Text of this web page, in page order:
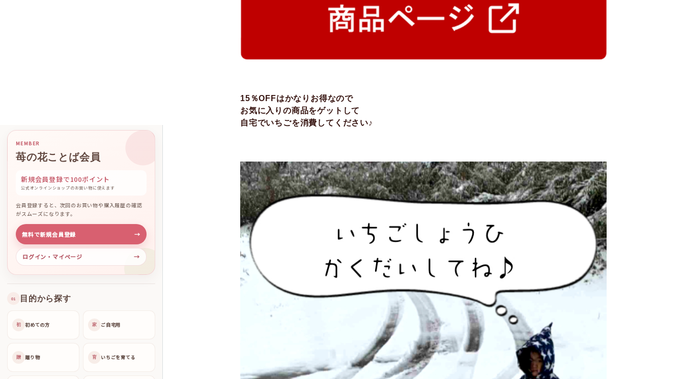
MEMBER
苺の花ことば会員
新規会員登録で100ポイント
公式オンラインショップのお買い物に使えます
会員登録すると、次回のお買い物や購入履歴の確認
がスムーズになります。
無料で新規会員登録 →
ログイン・マイページ →
01 目的から探す
初 初めての方 家 ご自宅用
贈 贈り物 育 いちごを育てる
15％OFFはかなりお得なので
お気に入りの商品をゲットして
自宅でいちごを消費してください♪